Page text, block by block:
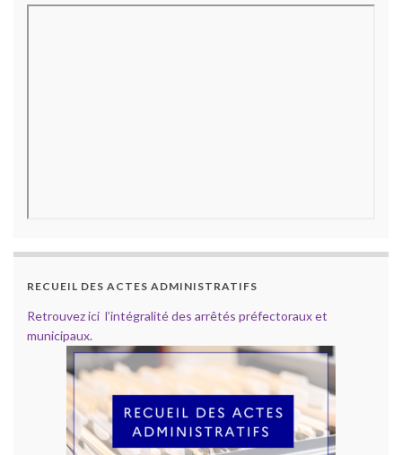
RECUEIL DES ACTES ADMINISTRATIFS
Retrouvez ici l’intégralité des arrêtés préfectoraux et
municipaux.